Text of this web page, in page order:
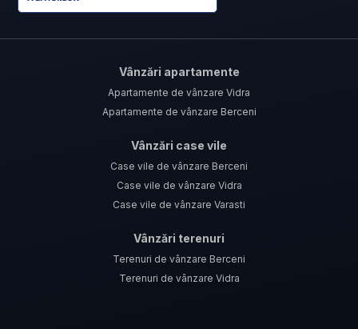
Vânzări apartamente
Apartamente de vânzare Vidra
Apartamente de vânzare Berceni
Vânzări case vile
Case vile de vânzare Berceni
Case vile de vânzare Vidra
Case vile de vânzare Varasti
Vânzări terenuri
Terenuri de vânzare Berceni
Terenuri de vânzare Vidra